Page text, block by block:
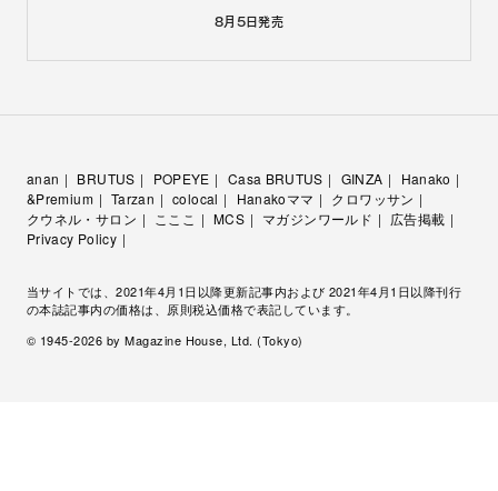
8月5日発売
anan BRUTUS POPEYE Casa BRUTUS GINZA
Hanako
&Premium
Tarzan colocal Hanakoママ
クロワッサン
クウネル・サロン
こここ MCS マガジンワールド
広告掲載
Privacy Policy
当サイトでは、2021年4月1日以降更新記事内および 2021年4月1日以降刊行
の本誌記事内の価格は、原則税込価格で表記しています。
© 1945-2026 by Magazine House, Ltd. (Tokyo)